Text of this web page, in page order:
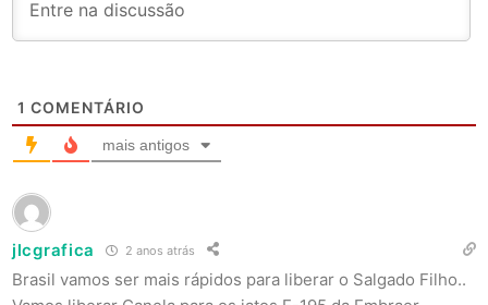
1 COMENTÁRIO
mais antigos
jlcgrafica 2 anos atrás
Brasil vamos ser mais rápidos para liberar o Salgado Filho..